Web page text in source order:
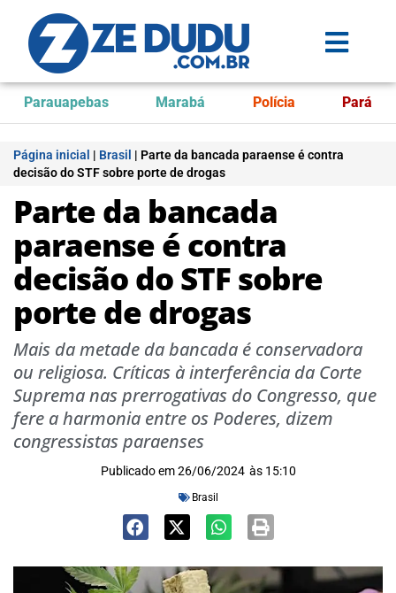
Parauapebas Marabá Polícia Pará
Página inicial | Brasil | Parte da bancada paraense é contra
decisão do STF sobre porte de drogas
Parte da bancada
paraense é contra
decisão do STF sobre
porte de drogas
Mais da metade da bancada é conservadora
ou religiosa. Críticas à interferência da Corte
Suprema nas prerrogativas do Congresso, que
fere a harmonia entre os Poderes, dizem
congressistas paraenses
Publicado em 26/06/2024 às 15:10
Brasil